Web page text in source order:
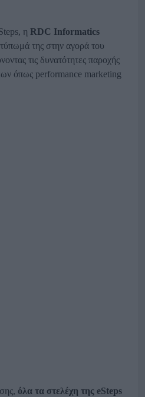
η RDC Informatics
της στην αγορά του
τις δυνατότητες παροχής
όπως performance marketing
όλα τα στελέχη της eSteps